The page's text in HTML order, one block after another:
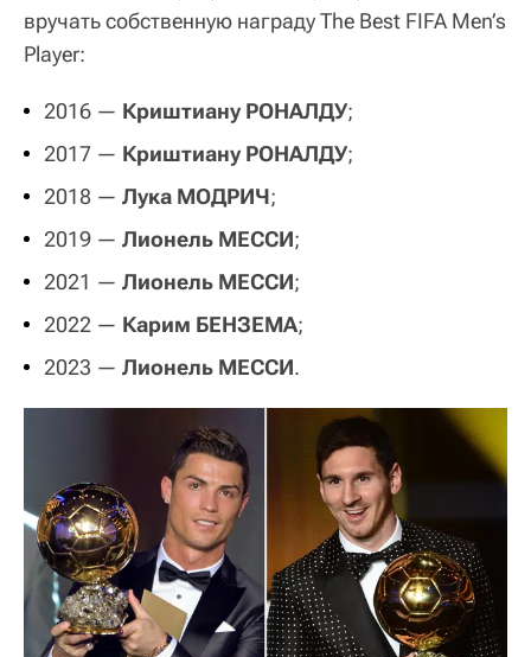
вручать собственную награду The Best FIFA Men’s
Player:
2016 — Криштиану РОНАЛДУ;
2017 — Криштиану РОНАЛДУ;
2018 — Лука МОДРИЧ;
2019 — Лионель МЕССИ;
2021 — Лионель МЕССИ;
2022 — Карим БЕНЗЕМА;
2023 — Лионель МЕССИ.